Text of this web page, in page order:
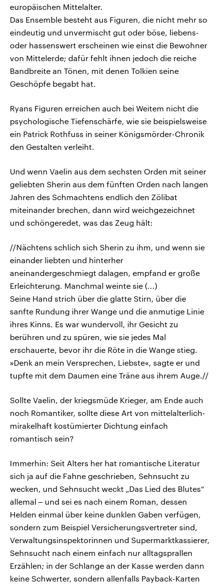
europäischen Mittelalter.
Das Ensemble besteht aus Figuren, die nicht mehr so
eindeutig und unvermischt gut oder böse, liebens-
oder hassenswert erscheinen wie einst die Bewohner
von Mittelerde; dafür fehlt ihnen jedoch die reiche
Bandbreite an Tönen, mit denen Tolkien seine
Geschöpfe begabt hat.
Ryans Figuren erreichen auch bei Weitem nicht die
psychologische Tiefenschärfe, wie sie beispielsweise
ein Patrick Rothfuss in seiner Königsmörder-Chronik
den Gestalten verleiht.
Und wenn Vaelin aus dem sechsten Orden mit seiner
geliebten Sherin aus dem fünften Orden nach langen
Jahren des Schmachtens endlich den Zölibat
miteinander brechen, dann wird weichgezeichnet
und schöngeredet, was das Zeug hält:
//Nächtens schlich sich Sherin zu ihm, und wenn sie
einander liebten und hinterher
aneinandergeschmiegt dalagen, empfand er große
Erleichterung. Manchmal weinte sie (...)
Seine Hand strich über die glatte Stirn, über die
sanfte Rundung ihrer Wange und die anmutige Linie
ihres Kinns. Es war wundervoll, ihr Gesicht zu
berühren und zu spüren, wie sie jedes Mal
erschauerte, bevor ihr die Röte in die Wange stieg.
»Denk an mein Versprechen, Liebste«, sagte er und
tupfte mit dem Daumen eine Träne aus ihrem Auge.//
Sollte Vaelin, der kriegsmüde Krieger, am Ende auch
noch Romantiker, sollte diese Art von mittelalterlich-
mirakelhaft kostümierter Dichtung einfach
romantisch sein?
Immerhin: Seit Alters her hat romantische Literatur
sich ja auf die Fahne geschrieben, Sehnsucht zu
wecken, und Sehnsucht weckt „Das Lied des Blutes“
allemal ‒ und sei es nach einem Roman, dessen
Helden einmal über keine dunklen Gaben verfügen,
sondern zum Beispiel Versicherungsvertreter sind,
Verwaltungsinspektorinnen und Supermarktkassierer,
Sehnsucht nach einem einfach nur alltagsprallen
Erzählen; in der Schlange an der Kasse werden dann
keine Schwerter, sondern allenfalls Payback-Karten